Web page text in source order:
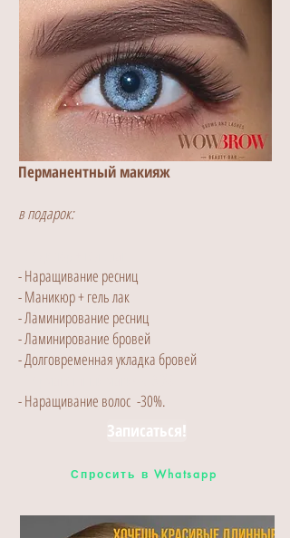
Перманентный макияж
в подарок:
- Наращивание ресниц
- Маникюр + гель лак
- Ламинирование ресниц
- Ламинирование бровей
- Долговременная укладка бровей
- Наращивание волос -30%.
Записаться!
Спросить в Whatsapp